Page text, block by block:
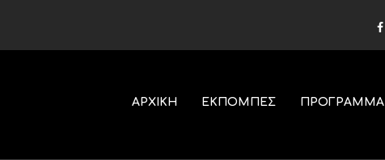
ΑΡΧΙΚΗ ΕΚΠΟΜΠΕΣ ΠΡΟΓΡΑΜΜΑ